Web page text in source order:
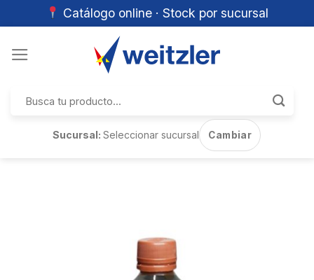
Catálogo online · Stock por sucursal
por:
Sucursal:Seleccionar sucursal Cambiar